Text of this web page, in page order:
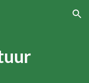
Skip to navigation